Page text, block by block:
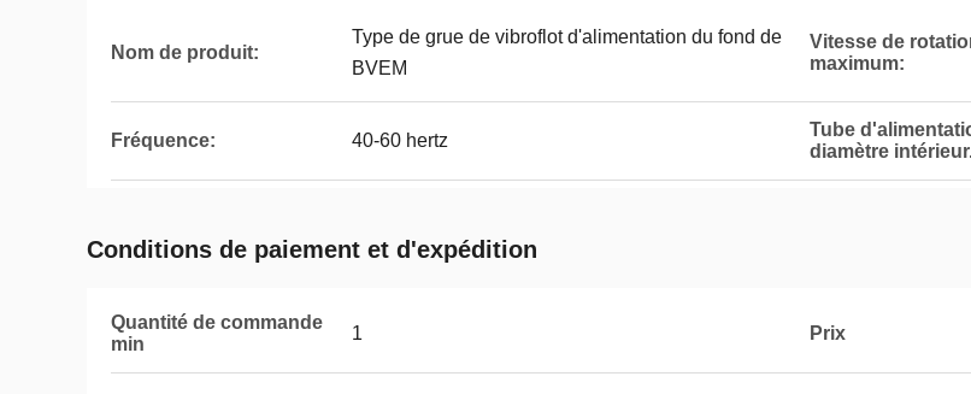
Nom de produit:
Type de grue de vibroflot d'alimentation du fond de
BVEM
Vitesse de
maximum:
Fréquence: 40-60 hertz
Tube
diamètre
Conditions de paiement et d'expédition
Quantité de commande
min
1 Prix